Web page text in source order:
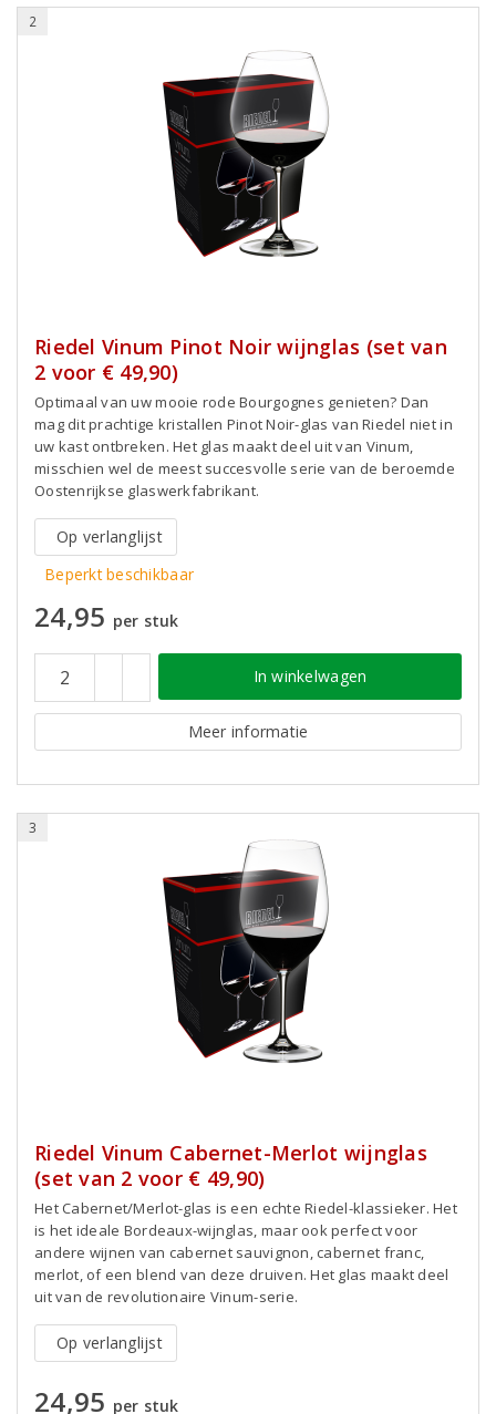
2
Riedel Vinum Pinot Noir wijnglas (set van
2 voor € 49,90)
Optimaal van uw mooie rode Bourgognes genieten? Dan
mag dit prachtige kristallen Pinot Noir-glas van Riedel niet in
uw kast ontbreken. Het glas maakt deel uit van Vinum,
misschien wel de meest succesvolle serie van de beroemde
Oostenrijkse glaswerkfabrikant.
Op verlanglijst
Beperkt beschikbaar
24,95 per stuk
In winkelwagen
Meer informatie
3
Riedel Vinum Cabernet-Merlot wijnglas
(set van 2 voor € 49,90)
Het Cabernet/Merlot-glas is een echte Riedel-klassieker. Het
is het ideale Bordeaux-wijnglas, maar ook perfect voor
andere wijnen van cabernet sauvignon, cabernet franc,
merlot, of een blend van deze druiven. Het glas maakt deel
uit van de revolutionaire Vinum-serie.
Op verlanglijst
24,95 per stuk